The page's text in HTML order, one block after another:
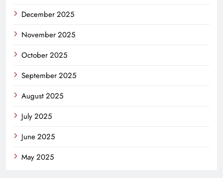
December 2025
November 2025
October 2025
September 2025
August 2025
July 2025
June 2025
May 2025